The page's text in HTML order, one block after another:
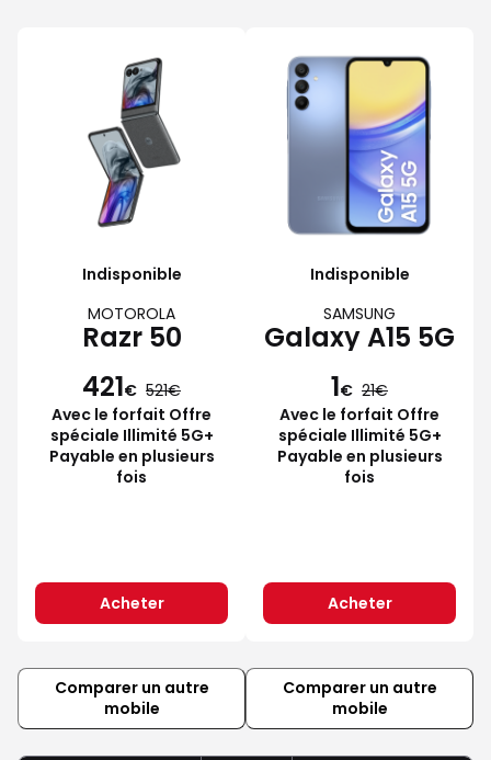
Indisponible
MOTOROLA
Razr 50
421€ 521
Avec le forfait Offre
spéciale Illimité 5G+
Payable en plusieurs
fois
Acheter
Indisponible
SAMSUNG
Galaxy A15 5G
1€ 21
Avec le forfait Offre
spéciale Illimité 5G+
Payable en plusieurs
fois
Acheter
Comparer un autre
mobile
Comparer un autre
mobile